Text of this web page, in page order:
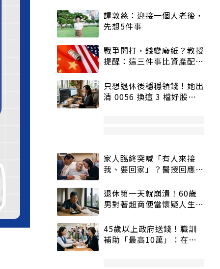
譚敦慈：迎接一個人老後，
先想5件事
戰爭開打，錢變廢紙？教授
提醒：這三件事比資產配置
只想退休後穩穩領錢！她出
清 0056 換這 3 檔好股：
家人臨終突喊「有人來接
我、要回家」？醫授回應方
退休第一天就崩潰！60歲
男對著超商便當懷疑人生
45歲以上政府送錢！職訓
補助「最高10萬」：在